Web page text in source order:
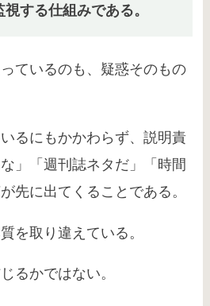
する仕組みである。
ているのも、疑惑そのもの
るにもかかわらず、説明責
」「週刊誌ネタだ」「時間
先に出てくることである。
を取り違えている。
るかではない。